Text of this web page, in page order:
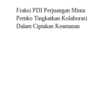
Fraksi PDI Perjuangan Minta
Pemko Tingkatkan Kolaborasi
Dalam Ciptakan Keamanan